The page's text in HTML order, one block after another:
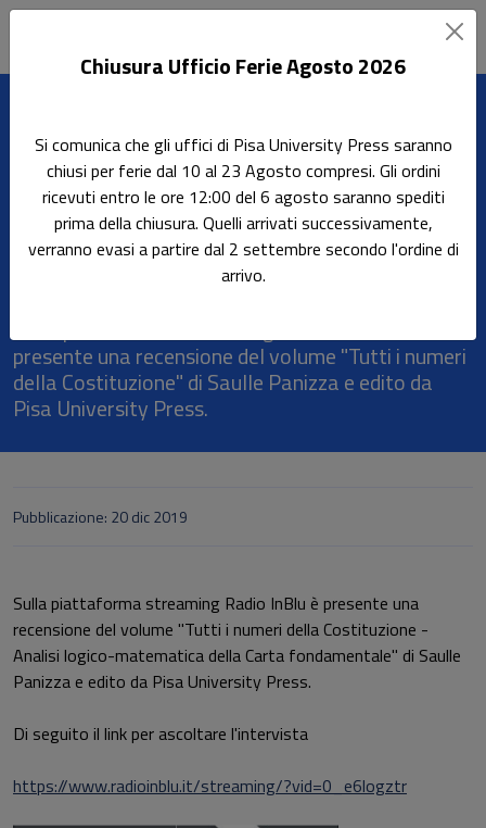
Home Rassegna stampa
Tutti i numeri della Costituzione, 19.12.19
Tutti i numeri della
Costituzione, 19.12.19
presente una recensione del volume "Tutti i numeri
della Costituzione" di Saulle Panizza e edito da
Pisa University Press.
Pubblicazione: 20 dic 2019
Sulla piattaforma streaming Radio InBlu è presente una
recensione del volume "Tutti i numeri della Costituzione -
Analisi logico-matematica della Carta fondamentale" di Saulle
Panizza e edito da Pisa University Press.
Di seguito il link per ascoltare l'intervista
https://www.radioinblu.it/streaming/?vid=0_e6logztr
Chiusura Ufficio Ferie Agosto 2026
Si comunica che gli uffici di Pisa University Press saranno
chiusi per ferie dal 10 al 23 Agosto compresi. Gli ordini
ricevuti entro le ore 12:00 del 6 agosto saranno spediti
prima della chiusura. Quelli arrivati successivamente,
verranno evasi a partire dal 2 settembre secondo l'ordine di
arrivo.